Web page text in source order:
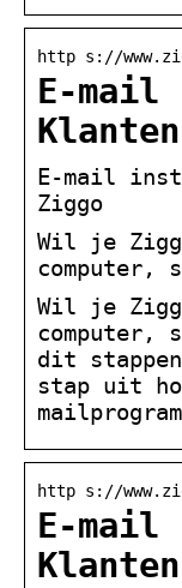
http s://
E-
E-mail
Ziggo
Wil je
computer,
Wil je
computer,
dit
stap uit
http s://
E-